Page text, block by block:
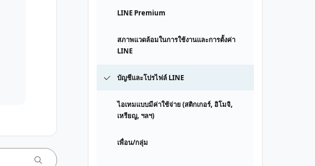
LINE Premium
สภาพแวดล้อมในการใช้งานและการตั้งค่า
LINE
บัญชีและโปรไฟล์ LINE
ไอเทมแบบมีค่าใช้จ่าย (สติกเกอร์, อิโมจิ,
เหรียญ, ฯลฯ)
เพื่อน/กลุ่ม